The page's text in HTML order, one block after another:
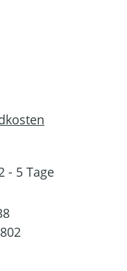
- 5 Tage